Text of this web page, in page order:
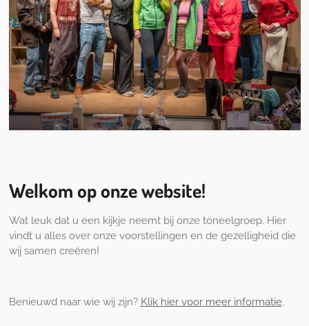
Welkom op onze website!
Wat leuk dat u een kijkje neemt bij onze toneelgroep. Hier
vindt u alles over onze voorstellingen en de gezelligheid die
wij samen creëren!
Benieuwd naar wie wij zijn? Klik hier voor meer informatie.